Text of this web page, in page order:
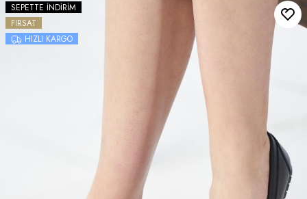
SEPETTE İNDIRIM
FIRSAT
HIZLI KARGO